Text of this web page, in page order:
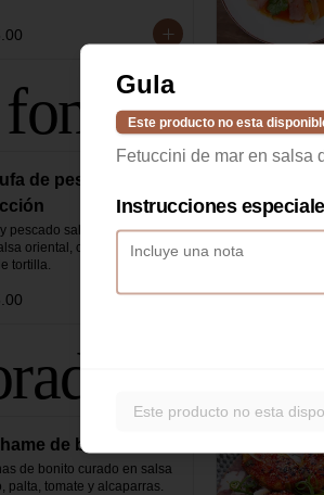
de pescado de
pescado salteados al wok
oriental, cebolla china y
tortilla.
de bonito
de bonito curado en salsa
palta, tomate y alcaparras.
Gula
Este producto no esta
Fetuccini de mar en salsa
Instrucciones
Este producto no esta